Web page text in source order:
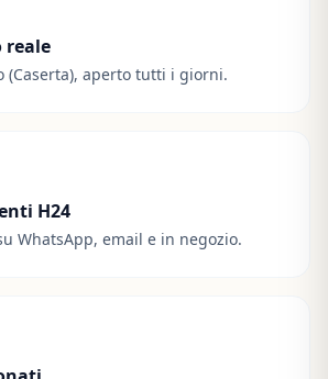
reale
(Caserta), aperto tutti i giorni.
H24
WhatsApp, email e in negozio.